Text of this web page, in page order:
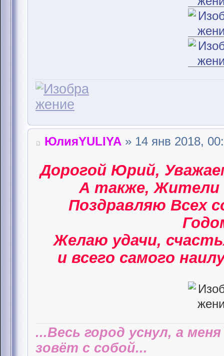
ЮлияYULIYA » 14 янв 2018,
Дорогой Юрий,
А также, Жители
Поздравляю Всех
Желаю удачи,
и всего самого
...Весь город уснул, а
зовёт с собой...